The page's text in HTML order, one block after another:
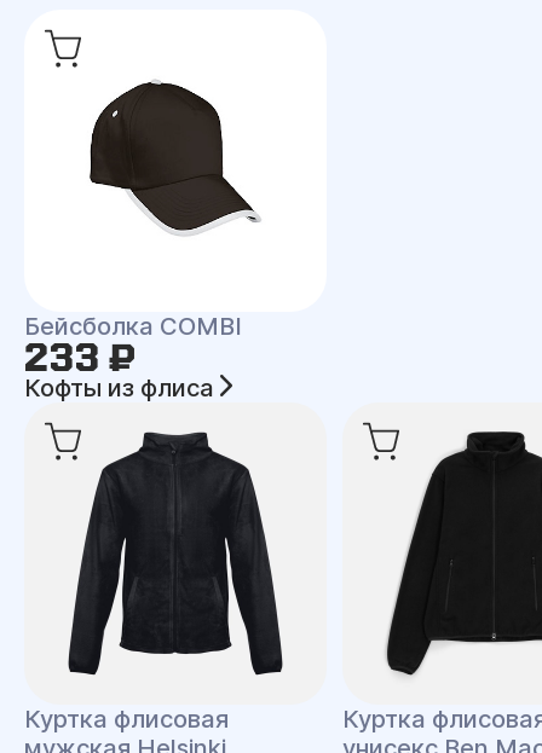
Бейсболка COMBI
233 ₽
Кофты из флиса
Куртка флисовая
Куртка